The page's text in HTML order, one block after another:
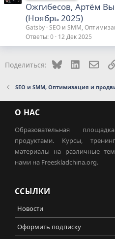
Ожгибесов, Артём
(Ноябрь 2025)
Gatsby SEO и SMM,
Ответы 0 12 Дек 2025
Поделиться: Bluesky LinkedIn
SEO и SMM, Оптимизация и
О НАС
Образовательная
продуктами. Курсы,
материалы на различные
нами на Freeskladchina.org.
ССЫЛКИ
Новости
Оформить подписку